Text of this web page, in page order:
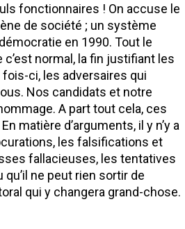
fonctionnaires ! On accuse le
de société ; un système
en 1990. Tout le
normal, la fin justifiant les
ci, les adversaires qui
Nos candidats et notre
A part tout cela, ces
matière d’arguments, il y n’y a
les falsifications et
fallacieuses, les tentatives
ne peut rien sortir de
qui y changera grand-chose.